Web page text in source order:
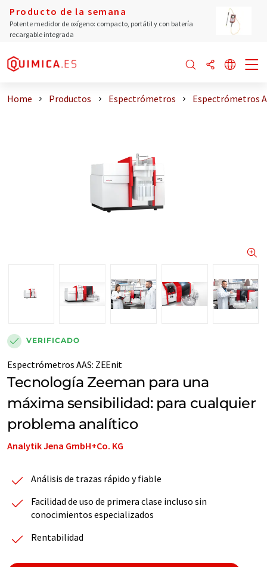
Producto de la semana
Potente medidor de oxígeno: compacto, portátil y con batería
recargable integrada
Home Productos Espectrómetros Espectrómetros
VERIFICADO
Espectrómetros AAS: ZEEnit
Tecnología Zeeman para una
máxima sensibilidad: para cualquier
problema analítico
Analytik Jena GmbH+Co. KG
Análisis de trazas rápido y fiable
Facilidad de uso de primera clase incluso sin
conocimientos especializados
Rentabilidad